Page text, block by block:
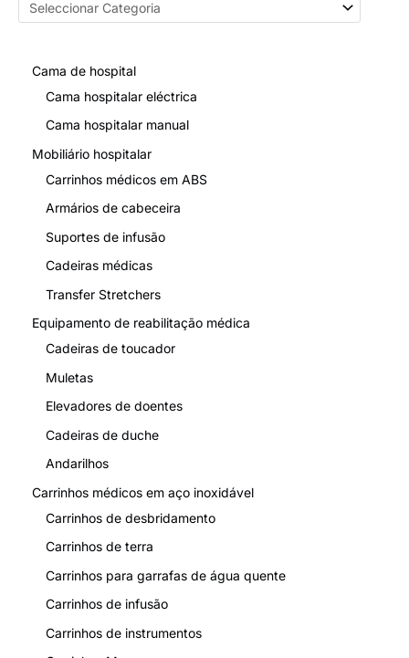
Cama de hospital
Cama hospitalar eléctrica
Cama hospitalar manual
Mobiliário hospitalar
Carrinhos médicos em ABS
Armários de cabeceira
Suportes de infusão
Cadeiras médicas
Transfer Stretchers
Equipamento de reabilitação médica
Cadeiras de toucador
Muletas
Elevadores de doentes
Cadeiras de duche
Andarilhos
Carrinhos médicos em aço inoxidável
Carrinhos de desbridamento
Carrinhos de terra
Carrinhos para garrafas de água quente
Carrinhos de infusão
Carrinhos de instrumentos
Travão
Tamanho do
desdobramento
Tamanho dobrável
Largura do
assento
Profundidade do
assento
P ackage tamanho
Peso líquido
Lestrada
capacidade